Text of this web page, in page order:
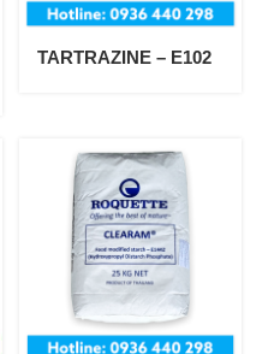
TARTRAZINE – E102